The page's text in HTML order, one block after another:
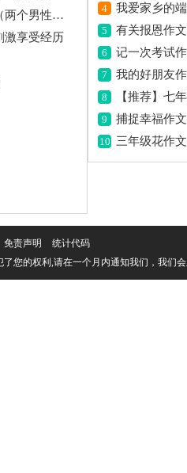
4 我爱家乡的
5 有关报恩作
6 记一次考试
7 我的好朋友
8 【推荐】七
9 捕捉幸福作
10 三年级花作
姐夫和我口交舔我下面口述（两个男性口交）
激享受经历
免责声明
统计代码
您的权利,请在一个月内通知我们，我们会